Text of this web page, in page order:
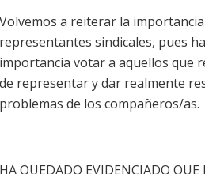
Volvemos a reiterar la
representantes sindicales, pues
importancia votar a aquellos que
de representar y dar realmente
problemas de los compañeros/as.
HA QUEDADO EVIDENCIADO QUE